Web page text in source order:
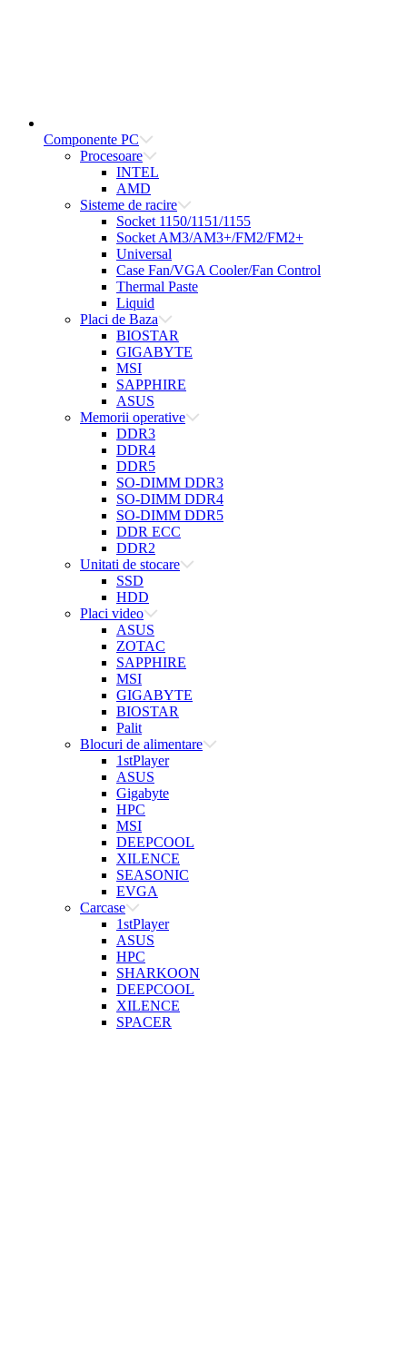
Componente PC
Procesoare
INTEL
AMD
Sisteme de racire
Socket 1150/1151/1155
Socket AM3/AM3+/FM2/FM2+
Universal
Case Fan/VGA Cooler/Fan Control
Thermal Paste
Liquid
Placi de Baza
BIOSTAR
GIGABYTE
MSI
SAPPHIRE
ASUS
Memorii operative
DDR3
DDR4
DDR5
SO-DIMM DDR3
SO-DIMM DDR4
SO-DIMM DDR5
DDR ECC
DDR2
Unitati de stocare
SSD
HDD
Placi video
ASUS
ZOTAC
SAPPHIRE
MSI
GIGABYTE
BIOSTAR
Palit
Blocuri de alimentare
1stPlayer
ASUS
Gigabyte
HPC
MSI
DEEPCOOL
XILENCE
SEASONIC
EVGA
Carcase
1stPlayer
ASUS
HPC
SHARKOON
DEEPCOOL
XILENCE
SPACER